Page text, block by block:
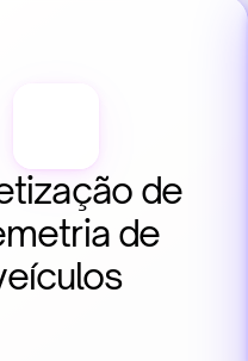
de
de